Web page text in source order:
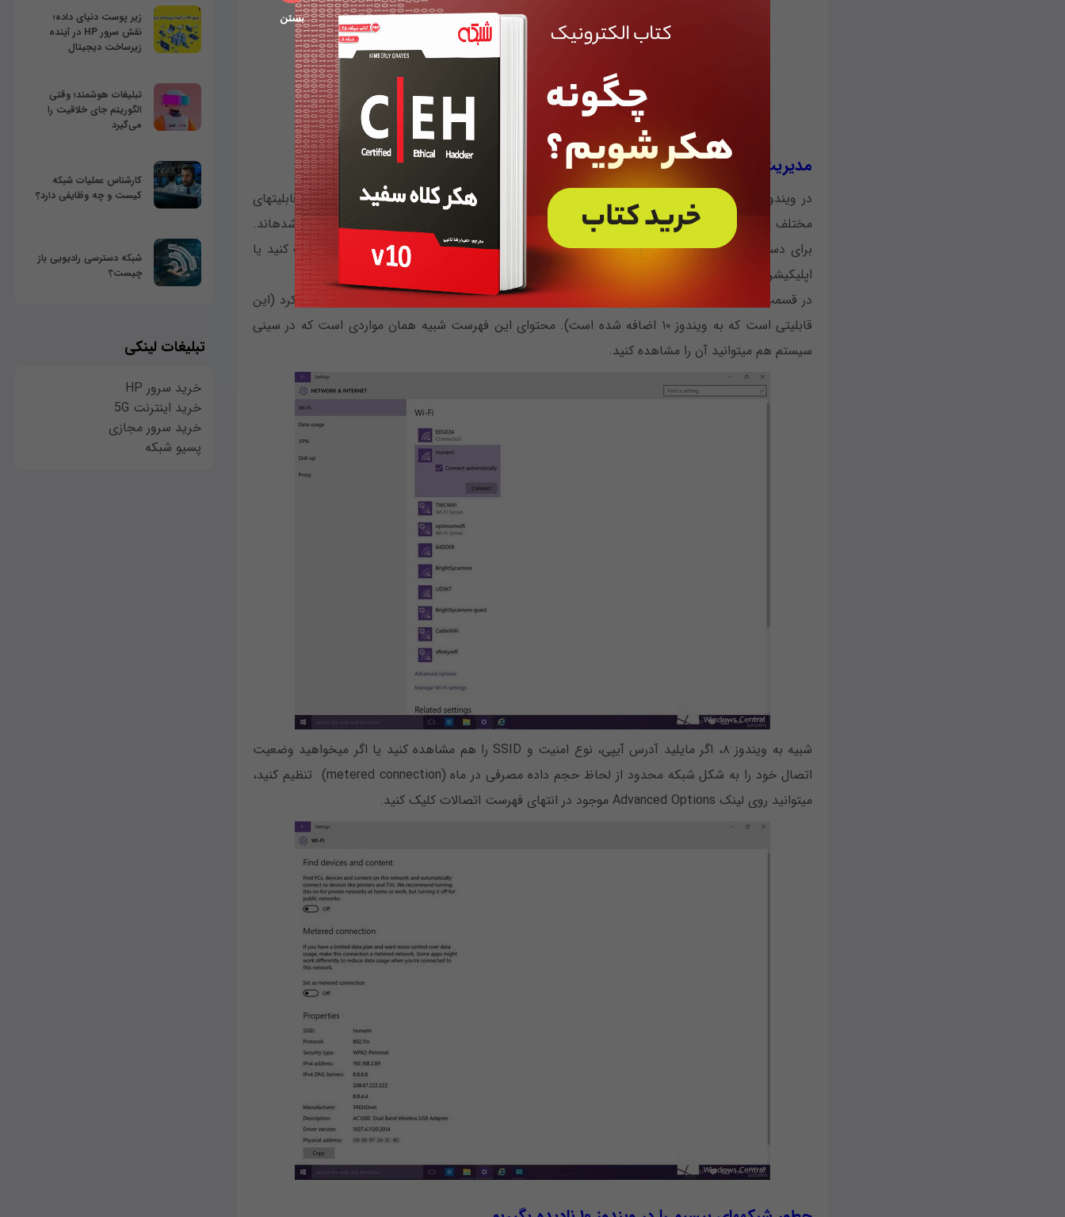
بستن
مدیریت اتصالات بی‎سیم
در ویندوز ۱۰ مایکروسافت به آهستگی در حال حذف منوهای شناور برای دسترسی به تنظیمات و قابلیت‎های
مختلف است، به همین دلیل تمام گزینه‎های مربوط به شبکه به بخش Network & Internet منتقل شده‎اند.
برای دسترسی به تنظیمات شبکه روی لینک Network settings (به تصویر قبل مراجعه کنید) کلیک کنید یا
اپلیکیشن Settings را اجرا کرده و به بخش Network & Internet بروید.
در قسمت Wi-Fi شما تمام شبکه‎های بی‎سیمی‎ را که امکان دسترسی به آن را دارید مشاهده خواهید کرد (این
قابلیتی است که به ویندوز ۱۰ اضافه شده است). محتوای این فهرست شبیه همان مواردی است که در سینی
سیستم هم می‎توانید آن را مشاهده کنید.
شبیه به ویندوز ۸، اگر مایلید آدرس آی‎پی، نوع امنیت و SSID را هم مشاهده کنید یا اگر می‎خواهید وضعیت
اتصال خود را به شکل شبکه محدود از لحاظ حجم داده مصرفی در ماه (metered connection) تنظیم کنید،
می‎توانید روی لینک Advanced Options موجود در انتهای فهرست اتصالات کلیک کنید.
زیر پوست دنیای داده؛
نقش سرور HP در آینده
زیرساخت دیجیتال
تبلیغات هوشمند؛ وقتی
الگوریتم جای خلاقیت را
می‌گیرد
کارشناس عملیات شبکه
کیست و چه وظایفی دارد؟
شبکه دسترسی رادیویی باز
چیست؟
تبلیغات لینکی
خرید سرور HP
خرید اینترنت 5G
خرید سرور مجازی
پسیو شبکه